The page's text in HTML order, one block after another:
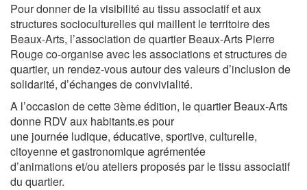
Pour donner de la visibilité au tissu associatif et aux
structures socioculturelles qui maillent le territoire des
Beaux-Arts, l’association de quartier Beaux-Arts Pierre
Rouge co-organise avec les associations et structures de
quartier, un rendez-vous autour des valeurs d’inclusion de
solidarité, d’échanges de convivialité.
A l’occasion de cette 3ème édition, le quartier Beaux-Arts
donne RDV aux habitants.es pour
une journée ludique, éducative, sportive, culturelle,
citoyenne et gastronomique agrémentée
d’animations et/ou ateliers proposés par le tissu associatif
du quartier.